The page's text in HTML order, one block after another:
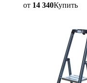
от 14 340Купить